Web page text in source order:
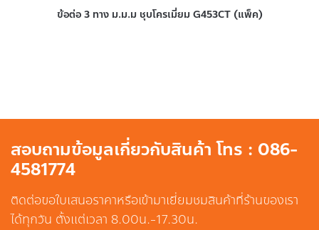
ข้อต่อ 3 ทาง ม.ม.ม ชุบโครเมี่ยม G453CT (แพ็ค)
สอบถามข้อมูลเกี่ยวกับสินค้า โทร : 086-
4581774
ติดต่อขอใบเสนอราคาหรือเข้ามาเยี่ยมชมสินค้าที่ร้านของเรา
ได้ทุกวัน ตั้งแต่เวลา 8.00น.-17.30น.